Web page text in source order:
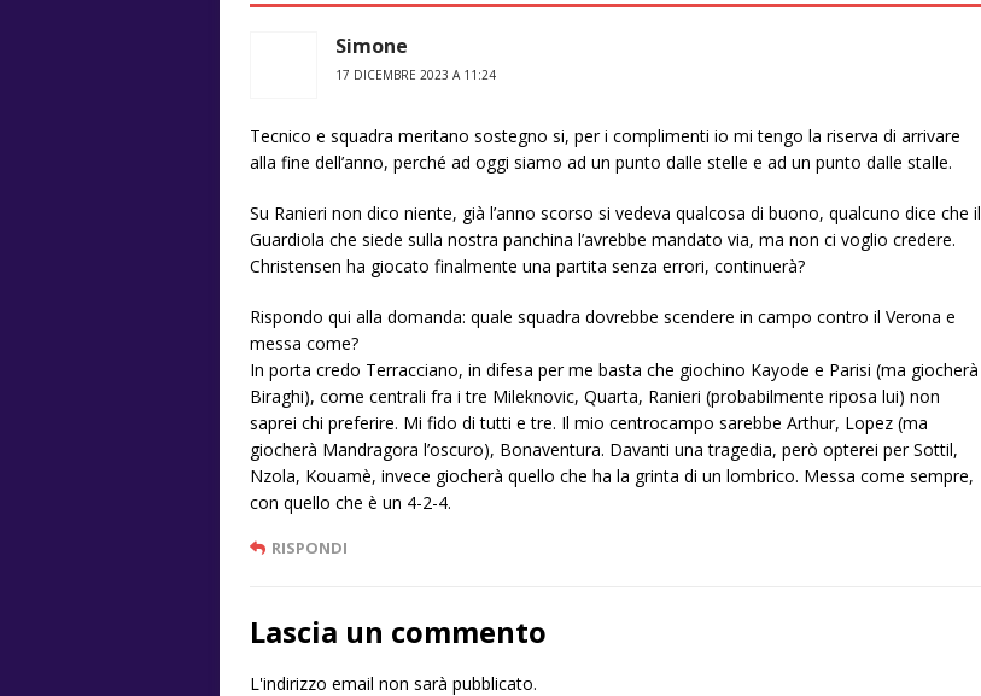
Simone
17 DICEMBRE 2023 A 11:24
Tecnico e squadra meritano sostegno si, per i complimenti io mi tengo la riserva di arrivare
alla fine dell’anno, perché ad oggi siamo ad un punto dalle stelle e ad un punto dalle stalle.
Su Ranieri non dico niente, già l’anno scorso si vedeva qualcosa di buono, qualcuno dice che il
Guardiola che siede sulla nostra panchina l’avrebbe mandato via, ma non ci voglio credere.
Christensen ha giocato finalmente una partita senza errori, continuerà?
Rispondo qui alla domanda: quale squadra dovrebbe scendere in campo contro il Verona e
messa come?
In porta credo Terracciano, in difesa per me basta che giochino Kayode e Parisi (ma giocherà
Biraghi), come centrali fra i tre Mileknovic, Quarta, Ranieri (probabilmente riposa lui) non
saprei chi preferire. Mi fido di tutti e tre. Il mio centrocampo sarebbe Arthur, Lopez (ma
giocherà Mandragora l’oscuro), Bonaventura. Davanti una tragedia, però opterei per Sottil,
Nzola, Kouamè, invece giocherà quello che ha la grinta di un lombrico. Messa come sempre,
con quello che è un 4-2-4.
RISPONDI
Lascia un commento
L'indirizzo email non sarà pubblicato.